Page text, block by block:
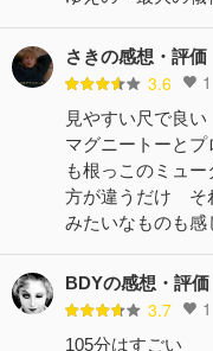
さきの感想・評価
3.6 1
見やすい尺で良い
マグニートーと
も根っこのミュ
方が違うだけ そ
みたいなものも感
BDYの感想・評価
3.7 1
105分はすごい